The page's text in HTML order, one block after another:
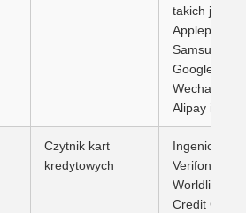
takich jak
Applepay,
Samsung
Googlepay,
WechatPay,
Alipay itp.
Czytnik kart
kredytowych
Ingenico /
Verifone /
Worldline
Credit Card